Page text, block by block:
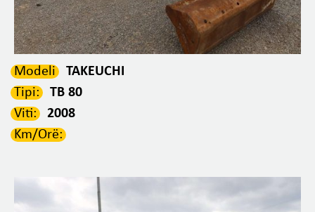
Modeli
TAKEUCHI
Tipi:
TB 80
Viti:
2008
Km/Orë: